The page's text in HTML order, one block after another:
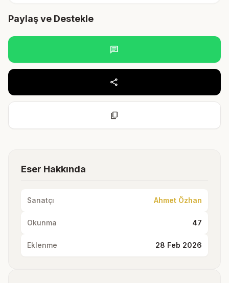
Paylaş ve Destekle
chat
share
content_copy
Eser Hakkında
Sanatçı Ahmet Özhan
Okunma 47
Eklenme 28 Feb 2026